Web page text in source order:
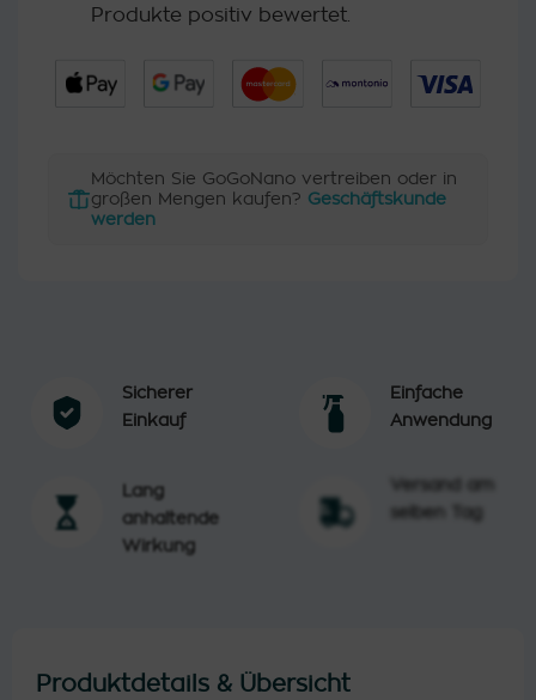
Produkte positiv bewertet.
Möchten Sie GoGoNano vertreiben oder in
großen Mengen kaufen? Geschäftskunde
werden
Sicherer
Einkauf
Einfache
Anwendung
Lang
anhaltende
Wirkung
Versand am
selben Tag
Produktdetails & Übersicht